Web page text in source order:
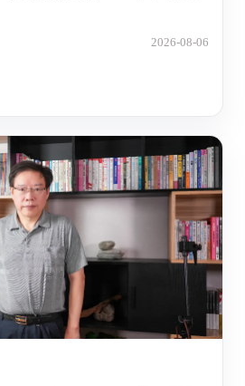
2026-08-06